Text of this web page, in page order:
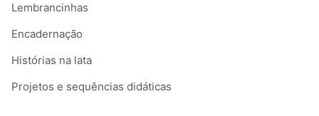
Lembrancinhas
Encadernação
Histórias na lata
Projetos e sequências didáticas